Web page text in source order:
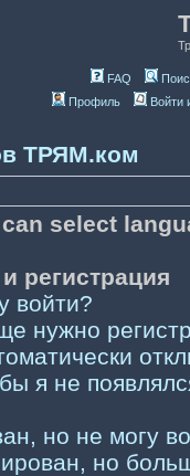
FAQ
Профиль
Войти
ТРЯМ.ком
select
регистрация
войти?
нужно
я не
но не могу
но